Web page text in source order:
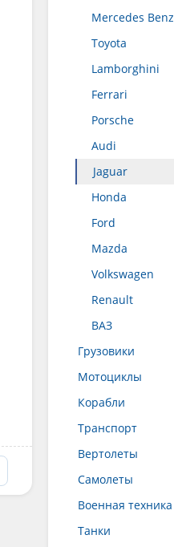
Mercedes Benz
Toyota
Lamborghini
Ferrari
Porsche
Audi
Jaguar
Honda
Ford
Mazda
Volkswagen
Renault
ВАЗ
Грузовики
Мотоциклы
Корабли
Транспорт
Вертолеты
Самолеты
Военная техника
Танки